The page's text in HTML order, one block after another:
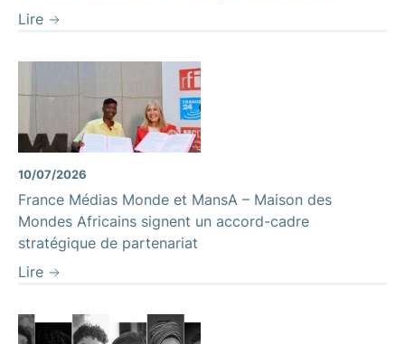
Lire
10/07/2026
France Médias Monde et MansA – Maison des
Mondes Africains signent un accord-cadre
stratégique de partenariat
Lire